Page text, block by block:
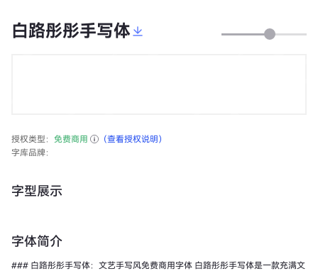
白路彤彤手写体
授权类型： 免费商用
（查看授权说明）
字库品牌：
字型展示
字体简介
### 白路彤彤手写体：文艺手写风免费商用字体 白路彤彤手写体是一款充满文